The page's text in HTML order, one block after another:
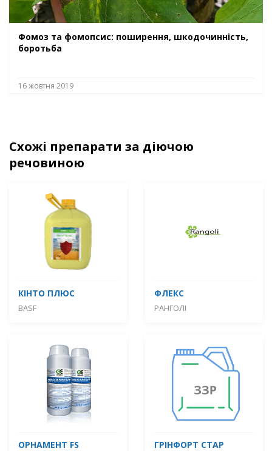
Фомоз та фомопсис: поширення, шкодочинність,
боротьба
16 жовтня 2019
Схожі препарати за діючою
речовиною
КІНТО ПЛЮС
BASF
ФЛЕКС
РАНГОЛІ
ОРНАМЕНТ FS ГРІНФОРТ СТАР